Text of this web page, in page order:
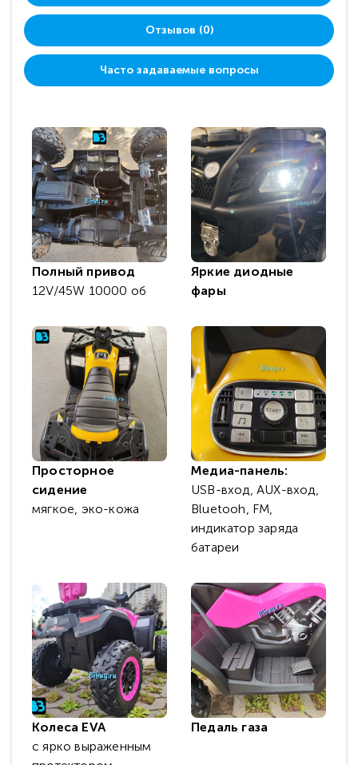
Отзывов (0)
Часто задаваемые вопросы
Полный привод
12V/45W 10000 об
Яркие диодные
фары
Просторное
сидение
мягкое, эко-кожа
Медиа-панель:
USB-вход, AUX-вход,
Bluetooh, FM,
индикатор заряда
батареи
Колеса EVA
с ярко выраженным
Педаль газа